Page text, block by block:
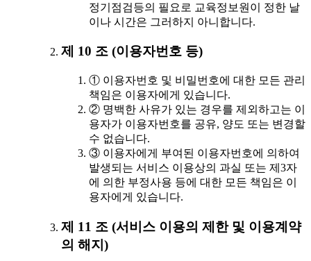
정기점검등의 필요로 교육정보원이 정한 날
이나 시간은 그러하지 아니합니다.
제 10 조 (이용자번호 등)
① 이용자번호 및 비밀번호에 대한 모든 관리
책임은 이용자에게 있습니다.
② 명백한 사유가 있는 경우를 제외하고는 이
용자가 이용자번호를 공유, 양도 또는 변경할
수 없습니다.
③ 이용자에게 부여된 이용자번호에 의하여
발생되는 서비스 이용상의 과실 또는 제3자
에 의한 부정사용 등에 대한 모든 책임은 이
용자에게 있습니다.
제 11 조 (서비스 이용의 제한 및 이용계약
의 해지)